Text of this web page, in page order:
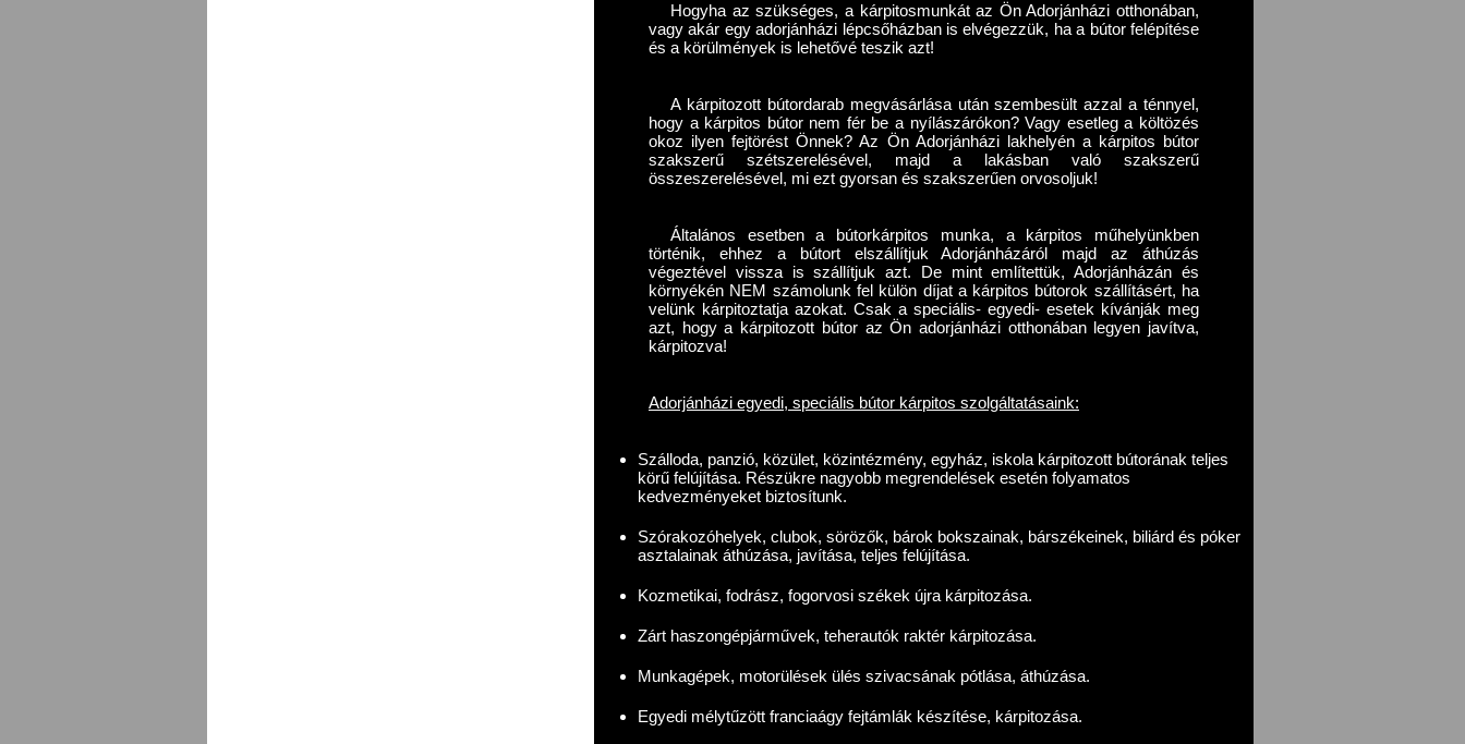
Hogyha az szükséges, a kárpitosmunkát az Ön Adorjánházi otthonában,
vagy akár egy adorjánházi lépcsőházban is elvégezzük, ha a bútor felépítése
és a körülmények is lehetővé teszik azt!
A kárpitozott bútordarab megvásárlása után szembesült azzal a ténnyel,
hogy a kárpitos bútor nem fér be a nyílászárókon? Vagy esetleg a költözés
okoz ilyen fejtörést Önnek? Az Ön Adorjánházi lakhelyén a kárpitos bútor
szakszerű szétszerelésével, majd a lakásban való szakszerű
összeszerelésével, mi ezt gyorsan és szakszerűen orvosoljuk!
Általános esetben a bútorkárpitos munka, a kárpitos műhelyünkben
történik, ehhez a bútort elszállítjuk Adorjánházáról majd az áthúzás
végeztével vissza is szállítjuk azt. De mint említettük, Adorjánházán és
környékén NEM számolunk fel külön díjat a kárpitos bútorok szállításért, ha
velünk kárpitoztatja azokat. Csak a speciális- egyedi- esetek kívánják meg
azt, hogy a kárpitozott bútor az Ön adorjánházi otthonában legyen javítva,
kárpitozva!
Adorjánházi egyedi, speciális bútor kárpitos szolgáltatásaink:
Szálloda, panzió, közület, közintézmény, egyház, iskola kárpitozott bútorának teljes
körű felújítása. Részükre nagyobb megrendelések esetén folyamatos
kedvezményeket biztosítunk.
Szórakozóhelyek, clubok, sörözők, bárok bokszainak, bárszékeinek, biliárd és póker
asztalainak áthúzása, javítása, teljes felújítása.
Kozmetikai, fodrász, fogorvosi székek újra kárpitozása.
Zárt haszongépjárművek, teherautók raktér kárpitozása.
Munkagépek, motorülések ülés szivacsának pótlása, áthúzása.
Egyedi mélytűzött franciaágy fejtámlák készítése, kárpitozása.